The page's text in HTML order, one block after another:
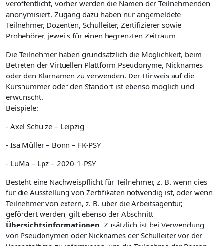
veröffentlicht, vorher werden die Namen der Teilnehmenden
anonymisiert. Zugang dazu haben nur angemeldete
Teilnehmer, Dozenten, Schulleiter, Zertifizierer sowie
Probehörer, jeweils für einen begrenzten Zeitraum.
Die Teilnehmer haben grundsätzlich die Möglichkeit, beim
Betreten der Virtuellen Plattform Pseudonyme, Nicknames
oder den Klarnamen zu verwenden. Der Hinweis auf die
Kursnummer oder den Standort ist ebenso möglich und
erwünscht.
Beispiele:
- Axel Schulze – Leipzig
- Isa Müller – Bonn – FK-PSY
- LuMa – Lpz – 2020-1-PSY
Besteht eine Nachweispflicht für Teilnehmer, z. B. wenn dies
für die Ausstellung von Zertifikaten notwendig ist, oder wenn
Teilnehmer von extern, z. B. über die Arbeitsagentur,
gefördert werden, gilt ebenso der Abschnitt
Übersichtsinformationen. Zusätzlich ist bei Verwendung
von Pseudonymen oder Nicknames der Schulleiter vor der